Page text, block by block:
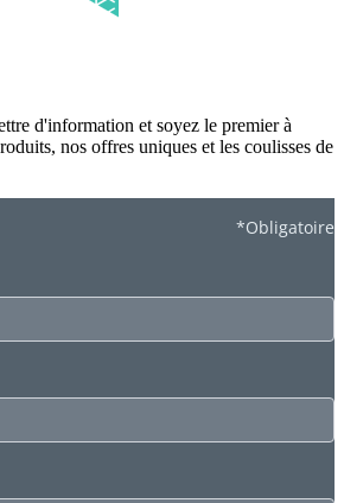
d'information et soyez le premier à
nos offres uniques et les coulisses de
*Obligatoire